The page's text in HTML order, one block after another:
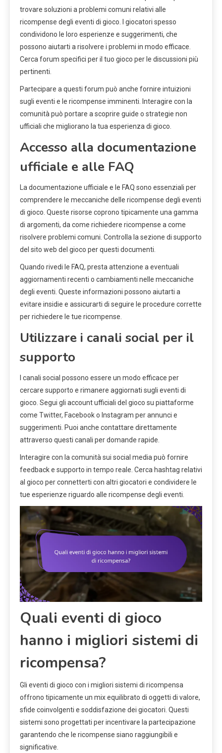
trovare soluzioni a problemi comuni relativi alle
ricompense degli eventi di gioco. I giocatori spesso
condividono le loro esperienze e suggerimenti, che
possono aiutarti a risolvere i problemi in modo efficace.
Cerca forum specifici per il tuo gioco per le discussioni più
pertinenti.
Partecipare a questi forum può anche fornire intuizioni
sugli eventi e le ricompense imminenti. Interagire con la
comunità può portare a scoprire guide o strategie non
ufficiali che migliorano la tua esperienza di gioco.
Accesso alla documentazione
ufficiale e alle FAQ
La documentazione ufficiale e le FAQ sono essenziali per
comprendere le meccaniche delle ricompense degli eventi
di gioco. Queste risorse coprono tipicamente una gamma
di argomenti, da come richiedere ricompense a come
risolvere problemi comuni. Controlla la sezione di supporto
del sito web del gioco per questi documenti.
Quando rivedi le FAQ, presta attenzione a eventuali
aggiornamenti recenti o cambiamenti nelle meccaniche
degli eventi. Queste informazioni possono aiutarti a
evitare insidie e assicurarti di seguire le procedure corrette
per richiedere le tue ricompense.
Utilizzare i canali social per il
supporto
I canali social possono essere un modo efficace per
cercare supporto e rimanere aggiornati sugli eventi di
gioco. Segui gli account ufficiali del gioco su piattaforme
come Twitter, Facebook o Instagram per annunci e
suggerimenti. Puoi anche contattare direttamente
attraverso questi canali per domande rapide.
Interagire con la comunità sui social media può fornire
feedback e supporto in tempo reale. Cerca hashtag relativi
al gioco per connetterti con altri giocatori e condividere le
tue esperienze riguardo alle ricompense degli eventi.
Quali eventi di gioco
hanno i migliori sistemi di
ricompensa?
Gli eventi di gioco con i migliori sistemi di ricompensa
offrono tipicamente un mix equilibrato di oggetti di valore,
sfide coinvolgenti e soddisfazione dei giocatori. Questi
sistemi sono progettati per incentivare la partecipazione
garantendo che le ricompense siano raggiungibili e
significative.